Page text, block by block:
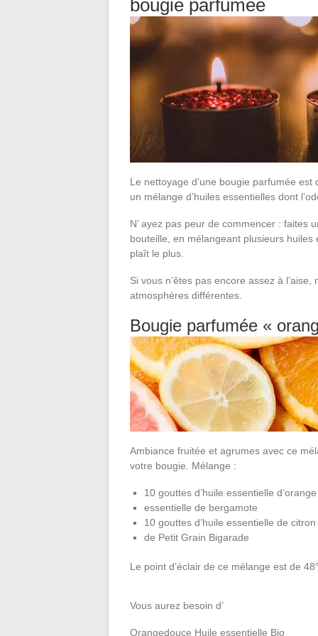
bougie parfumée
Le nettoyage d’une bougie parfumée
un mélange d’huiles essentielles dont
N’ ayez pas peur de commencer : faites
bouteille, en mélangeant plusieurs
plaît le plus.
Si vous n’êtes pas encore assez à
atmosphères différentes.
Bougie parfumée «
Ambiance fruitée et agrumes avec ce
votre bougie. Mélange :
10 gouttes d’huile essentielle
essentielle de bergamote
10 gouttes d’huile essentielle de
de Petit Grain Bigarade
Le point d’éclair de ce mélange est de
Vous aurez besoin d’
Orangedouce Huile essentielle Bio